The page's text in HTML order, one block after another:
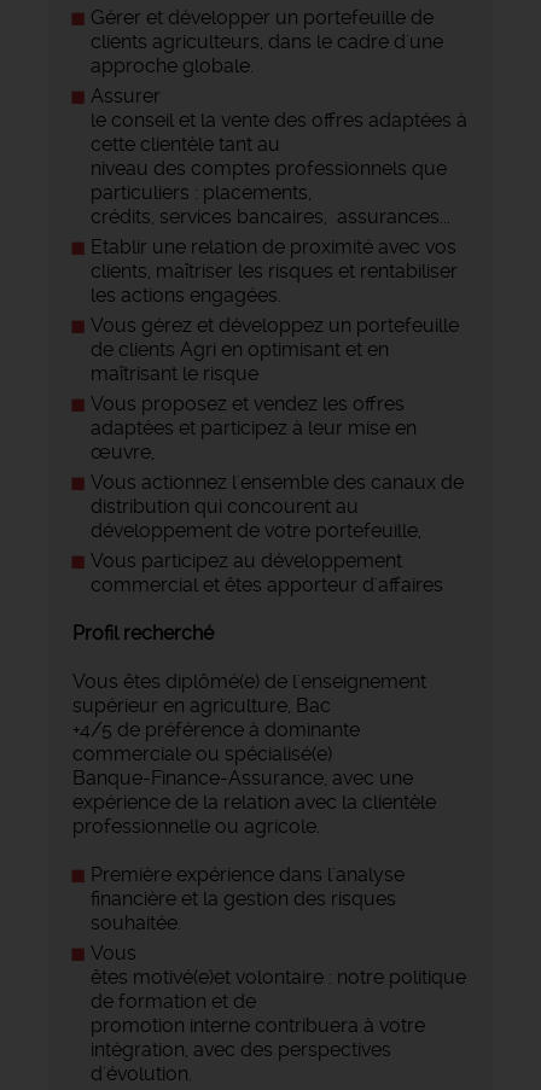
Gérer et développer un portefeuille de
clients agriculteurs, dans le cadre d'une
approche globale.
Assurer
le conseil et la vente des offres adaptées à
cette clientèle tant au
niveau des comptes professionnels que
particuliers : placements,
crédits, services bancaires, assurances...
Etablir une relation de proximité avec vos
clients, maîtriser les risques et rentabiliser
les actions engagées.
Vous gérez et développez un portefeuille
de clients Agri en optimisant et en
maîtrisant le risque
Vous proposez et vendez les offres
adaptées et participez à leur mise en
œuvre,
Vous actionnez l'ensemble des canaux de
distribution qui concourent au
développement de votre portefeuille,
Vous participez au développement
commercial et êtes apporteur d'affaires
Profil recherché
Vous êtes diplômé(e) de l'enseignement
supérieur en agriculture, Bac
+4/5 de préférence à dominante
commerciale ou spécialisé(e)
Banque-Finance-Assurance, avec une
expérience de la relation avec la clientèle
professionnelle ou agricole.
Première expérience dans l'analyse
financière et la gestion des risques
souhaitée.
Vous
êtes motivé(e)et volontaire : notre politique
de formation et de
promotion interne contribuera à votre
intégration, avec des perspectives
d'évolution.